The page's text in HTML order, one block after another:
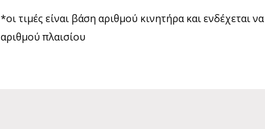
*οι τιμές είναι βάση αριθμού κινητήρα και ενδέχεται
αριθμού πλαισίου